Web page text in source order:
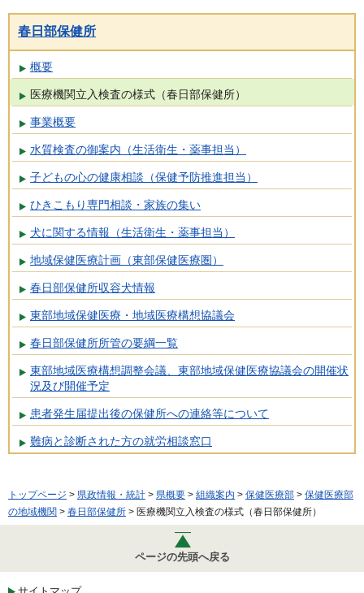
春日部保健所
概要
医療機関立入検査の様式（春日部保健所）
事業概要
水質検査の御案内（生活衛生・薬事担当）
子どもの心の健康相談（保健予防推進担当）
ひきこもり専門相談・家族の集い
犬に関する情報（生活衛生・薬事担当）
地域保健医療計画（東部保健医療圏）
春日部保健所収容犬情報
東部地域保健医療・地域医療構想協議会
春日部保健所所管の要綱一覧
東部地域医療構想調整会議、東部地域保健医療協議会の開催状
況及び開催予定
患者発生届提出後の保健所への連絡等について
難病と診断された方の就労相談窓口
トップページ > 県政情報・統計 > 県概要 > 組織案内 > 保健医療部 > 保健医療部
の地域機関 > 春日部保健所 > 医療機関立入検査の様式（春日部保健所）
ページの先頭へ戻る